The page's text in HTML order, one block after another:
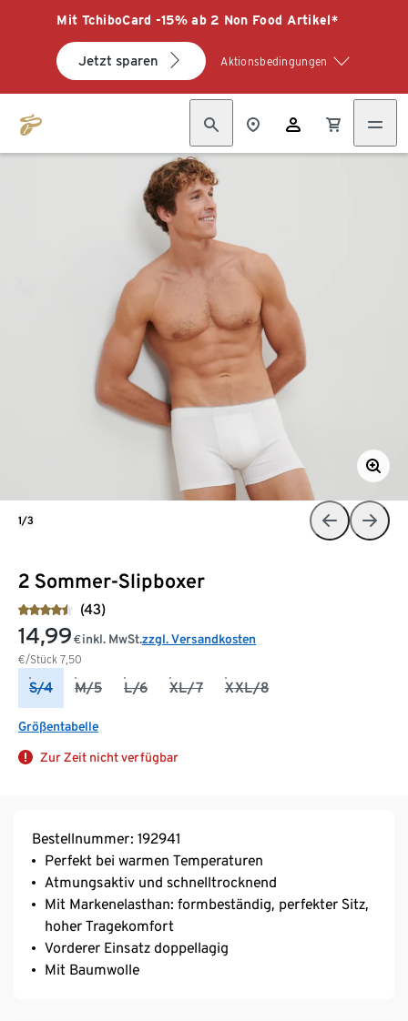
Mit TchiboCard -15% ab 2 Non Food Artikel*
Jetzt sparen Aktionsbedingungen
2 Sommer-Slipboxer
(43)
14,99 €
€/Stück 7,50
inkl. MwSt.zzgl. Versandkosten
S/4 M/5 L/6 XL/7 XXL/8
Größentabelle
Zur Zeit nicht verfügbar
1/3
Bestellnummer: 192941
Perfekt bei warmen Temperaturen
Atmungsaktiv und schnelltrocknend
Mit Markenelasthan: formbeständig, perfekter Sitz,
hoher Tragekomfort
Vorderer Einsatz doppellagig
Mit Baumwolle